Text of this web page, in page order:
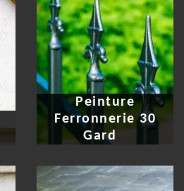
Peinture
Ferronnerie 30
Gard